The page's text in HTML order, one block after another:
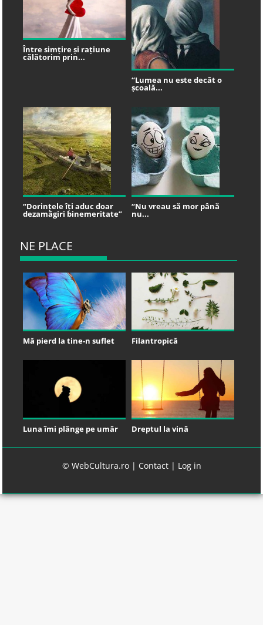
Între simțire și rațiune
călătorim prin...
“Lumea nu este decât o
școală...
“Dorințele îți aduc doar
dezamăgiri binemeritate”
“Nu vreau să mor până
nu...
NE PLACE
Mă pierd la tine-n suflet Filantropică
Luna îmi plânge pe umăr Dreptul la vină
© WebCultura.ro | Contact| Log in